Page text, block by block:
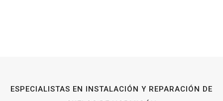
ESPECIALISTAS EN INSTALACIÓN Y REPARACIÓN DE